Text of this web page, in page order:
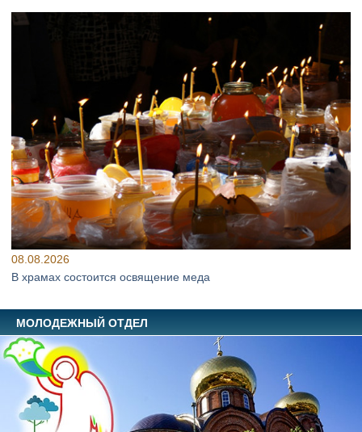
08.08.2026
В храмах состоится освящение меда
МОЛОДЕЖНЫЙ ОТДЕЛ